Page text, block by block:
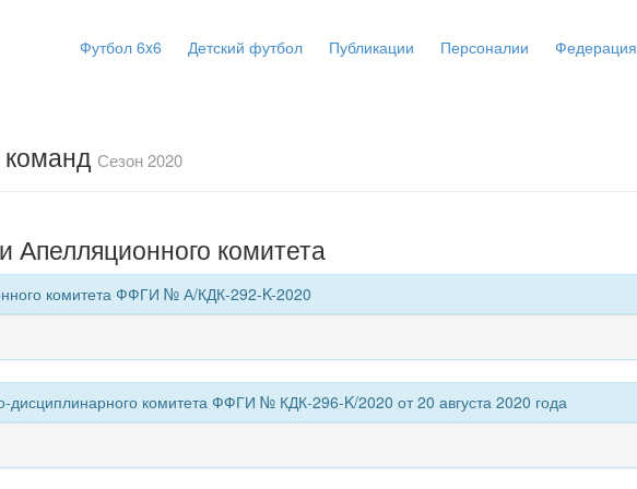
Футбол 6x6 Детский футбол Публикации Персоналии Федерация
Сезон 2020
комитета
комитета ФФГИ № А/КДК-292-K-2020
дисциплинарного комитета ФФГИ № КДК-296-K/2020 от 20 августа 2020 года